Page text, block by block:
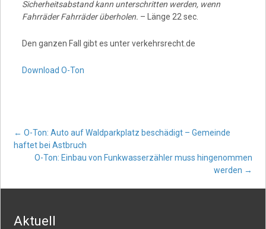
Sicherheitsabstand kann unterschritten werden, wenn
Fahrräder Fahrräder überholen. – Länge 22 sec.
Den ganzen Fall gibt es unter verkehrsrecht.de
Download O-Ton
Post
navigation
← O-Ton: Auto auf Waldparkplatz beschädigt – Gemeinde
haftet bei Astbruch
O-Ton: Einbau von Funkwasserzähler muss hingenommen
werden →
Aktuell